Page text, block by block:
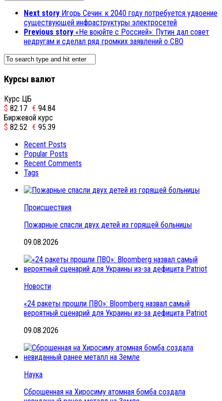
Next story Игорь Сечин: к 2040 году потребуется удвоение
существующей инфраструктуры электросетей
Previous story «Не воюйте с Россией»: Путин дал совет
недругам и сделал ряд громких заявлений о СВО
Курсы валют
Курс ЦБ
$ 82.17 € 94.84
Биржевой курс
$ 82.52 € 95.39
Recent Posts
Popular Posts
Recent Comments
Tags
Происшествия
Пожарные спасли двух детей из горящей больницы
09.08.2026
Новости
«24 ракеты прошли ПВО»: Bloomberg назвал самый
вероятный сценарий для Украины из-за дефицита Patriot
09.08.2026
Наука
Сброшенная на Хиросиму атомная бомба создала